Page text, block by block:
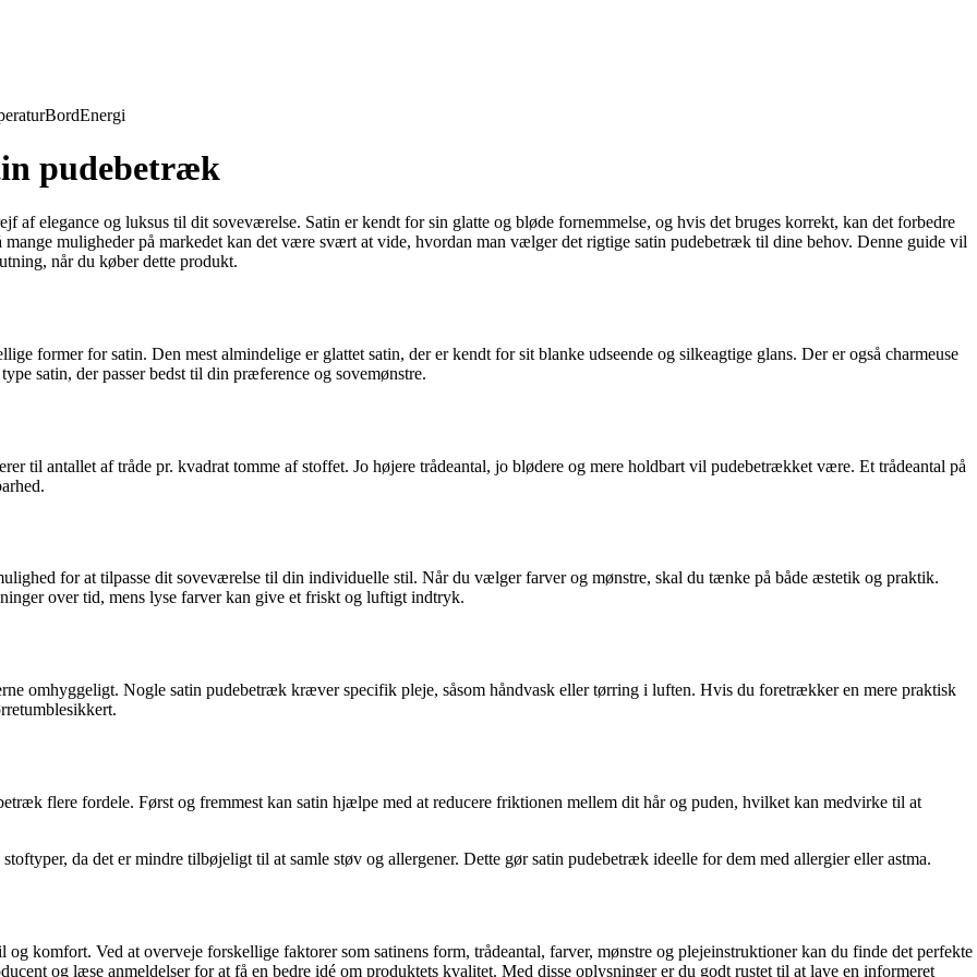
BordEnergi
pudebetræk
af elegance og luksus til dit soveværelse. Satin er kendt for sin glatte og bløde fornemmelse, og hvis det bruges korrekt, kan det forbedre
muligheder på markedet kan det være svært at vide, hvordan man vælger det rigtige satin pudebetræk til dine behov. Denne guide vil
når du køber dette produkt.
former for satin. Den mest almindelige er glattet satin, der er kendt for sit blanke udseende og silkeagtige glans. Der er også charmeuse
satin, der passer bedst til din præference og sovemønstre.
til antallet af tråde pr. kvadrat tomme af stoffet. Jo højere trådeantal, jo blødere og mere holdbart vil pudebetrækket være. Et trådeantal på
for at tilpasse dit soveværelse til din individuelle stil. Når du vælger farver og mønstre, skal du tænke på både æstetik og praktik.
over tid, mens lyse farver kan give et friskt og luftigt indtryk.
omhyggeligt. Nogle satin pudebetræk kræver specifik pleje, såsom håndvask eller tørring i luften. Hvis du foretrækker en mere praktisk
flere fordele. Først og fremmest kan satin hjælpe med at reducere friktionen mellem dit hår og puden, hvilket kan medvirke til at
da det er mindre tilbøjeligt til at samle støv og allergener. Dette gør satin pudebetræk ideelle for dem med allergier eller astma.
komfort. Ved at overveje forskellige faktorer som satinens form, trådeantal, farver, mønstre og plejeinstruktioner kan du finde det perfekte
og læse anmeldelser for at få en bedre idé om produktets kvalitet. Med disse oplysninger er du godt rustet til at lave en informeret